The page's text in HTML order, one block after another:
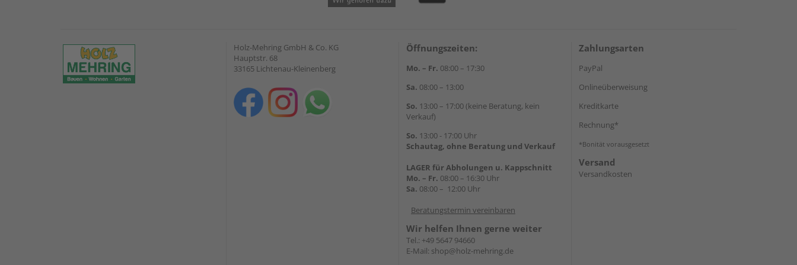
Holz-Mehring GmbH & Co. KG
Hauptstr. 68
33165 Lichtenau-Kleinenberg
Öffnungszeiten:
Mo. – Fr. 08:00 – 17:30
Sa. 08:00 – 13:00
So. 13:00 – 17:00 (keine Beratung, kein
Verkauf)
So. 13:00 - 17:00 Uhr
Schautag, ohne Beratung und Verkauf
LAGER für Abholungen u. Kappschnitt
Mo. – Fr. 08:00 – 16:30 Uhr
Sa. 08:00 – 12:00 Uhr
Beratungstermin vereinbaren
Wir helfen Ihnen gerne weiter
Tel.: +49 5647 94660
E-Mail: shop@holz-mehring.de
Zahlungsarten
PayPal
Onlineüberweisung
Kreditkarte
Rechnung*
*Bonität vorausgesetzt
Versand
Versandkosten